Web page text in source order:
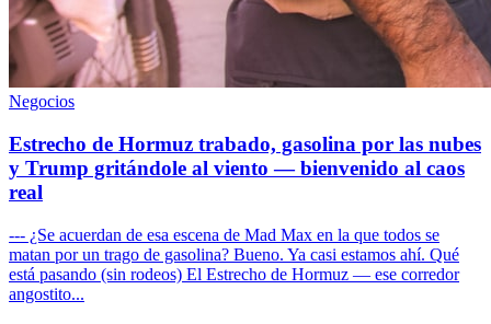
Negocios
Estrecho de Hormuz trabado, gasolina por las nubes
y Trump gritándole al viento — bienvenido al caos
real
--- ¿Se acuerdan de esa escena de Mad Max en la que todos se
matan por un trago de gasolina? Bueno. Ya casi estamos ahí. Qué
está pasando (sin rodeos) El Estrecho de Hormuz — ese corredor
angostito...